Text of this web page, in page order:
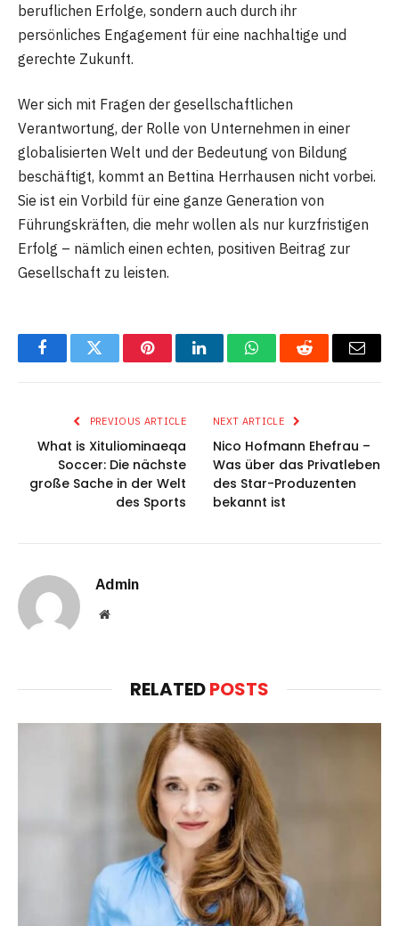
beruflichen Erfolge, sondern auch durch ihr
persönliches Engagement für eine nachhaltige und
gerechte Zukunft.
Wer sich mit Fragen der gesellschaftlichen
Verantwortung, der Rolle von Unternehmen in einer
globalisierten Welt und der Bedeutung von Bildung
beschäftigt, kommt an Bettina Herrhausen nicht vorbei.
Sie ist ein Vorbild für eine ganze Generation von
Führungskräften, die mehr wollen als nur kurzfristigen
Erfolg – nämlich einen echten, positiven Beitrag zur
Gesellschaft zu leisten.
FacebookTwitter PinterestLinkedInWhatsAppReddit Email
PREVIOUS ARTICLE
What is Xituliominaeqa
Soccer: Die nächste
große Sache in der Welt
des Sports
NEXT ARTICLE
Nico Hofmann Ehefrau –
Was über das Privatleben
des Star-Produzenten
bekannt ist
Admin
Website
RELATEDPOSTS